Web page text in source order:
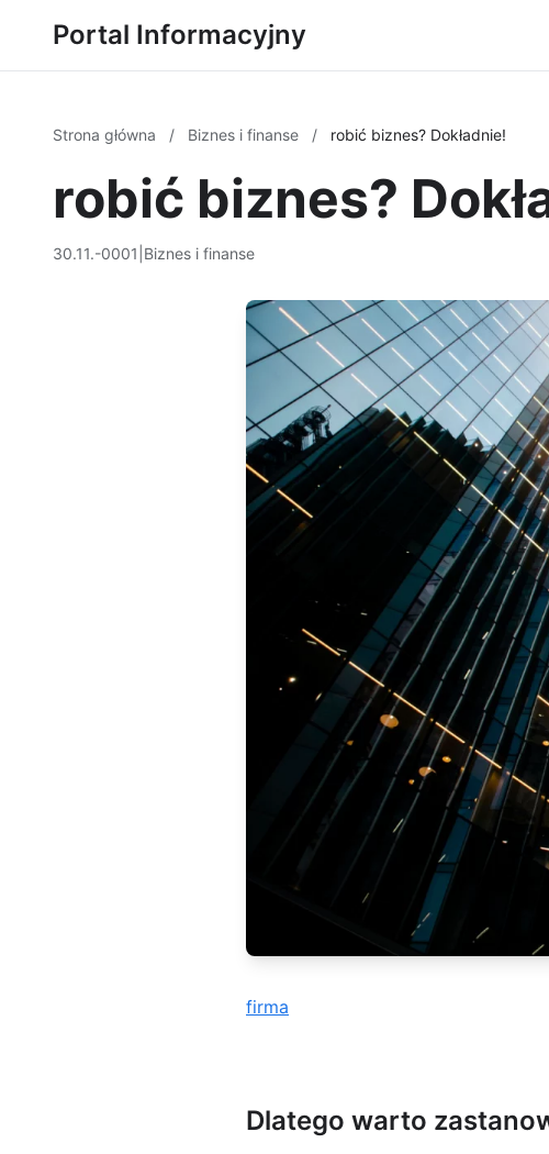
Portal Informacyjny
Strona główna / Biznes i finanse / robić biznes? Dokładnie!
robić biznes?
30.11.-0001 Biznes i finanse
firma
Dlatego warto